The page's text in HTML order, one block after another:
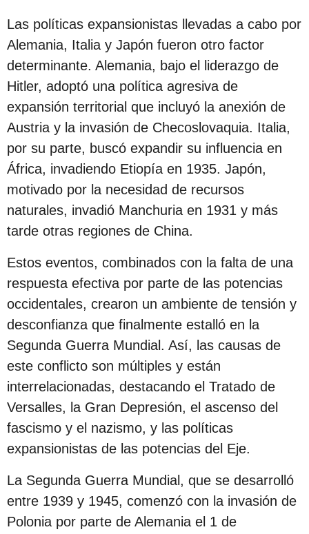
Las políticas expansionistas llevadas a cabo por
Alemania, Italia y Japón fueron otro factor
determinante. Alemania, bajo el liderazgo de
Hitler, adoptó una política agresiva de
expansión territorial que incluyó la anexión de
Austria y la invasión de Checoslovaquia. Italia,
por su parte, buscó expandir su influencia en
África, invadiendo Etiopía en 1935. Japón,
motivado por la necesidad de recursos
naturales, invadió Manchuria en 1931 y más
tarde otras regiones de China.
Estos eventos, combinados con la falta de una
respuesta efectiva por parte de las potencias
occidentales, crearon un ambiente de tensión y
desconfianza que finalmente estalló en la
Segunda Guerra Mundial. Así, las causas de
este conflicto son múltiples y están
interrelacionadas, destacando el Tratado de
Versalles, la Gran Depresión, el ascenso del
fascismo y el nazismo, y las políticas
expansionistas de las potencias del Eje.
La Segunda Guerra Mundial, que se desarrolló
entre 1939 y 1945, comenzó con la invasión de
Polonia por parte de Alemania el 1 de